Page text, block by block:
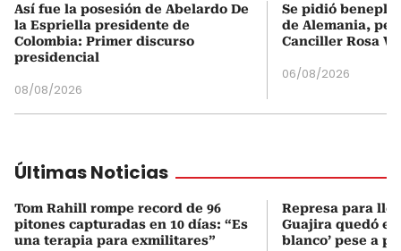
Así fue la posesión de Abelardo De
la Espriella presidente de
Colombia: Primer discurso
presidencial
08/08/2026
Se pidió
de Alemania,
Canciller Rosa
06/08/2026
Últimas Noticias
Tom Rahill rompe record de 96
pitones capturadas en 10 días: “Es
una terapia para exmilitares”
Represa para
Guajira quedó en
blanco’ pese a